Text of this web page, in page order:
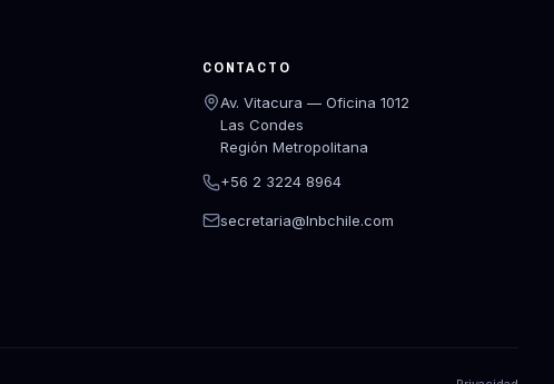
CONTACTO
Av. Vitacura — Oficina 1012
Las Condes
Región Metropolitana
+56 2 3224 8964
secretaria@lnbchile.com